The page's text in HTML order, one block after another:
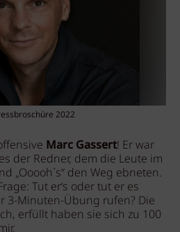
2022
Marc Gassert! Er war
der Redner, dem die Leute im
„Ooooh´s“ den Weg ebneten.
Tut er‘s oder tut er es
3-Minuten-Übung rufen? Die
erfüllt haben sie sich zu 100